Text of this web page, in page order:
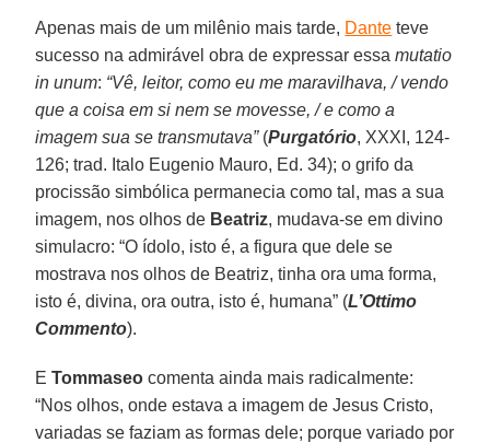
Apenas mais de um milênio mais tarde, Dante teve
sucesso na admirável obra de expressar essamutatio
in unum: “Vê, leitor, como eu me maravilhava, / vendo
que a coisa em si nem se movesse, / e como a
imagem sua se transmutava”(Purgatório, XXXI, 124-
126; trad. Italo Eugenio Mauro, Ed. 34); o grifo da
procissão simbólica permanecia como tal, mas a sua
imagem, nos olhos de Beatriz, mudava-se em divino
simulacro: “O ídolo, isto é, a figura que dele se
mostrava nos olhos de Beatriz, tinha ora uma forma,
isto é, divina, ora outra, isto é, humana” (L’Ottimo
Commento).
ETommaseo comenta ainda mais radicalmente:
“Nos olhos, onde estava a imagem de Jesus Cristo,
variadas se faziam as formas dele; porque variado por